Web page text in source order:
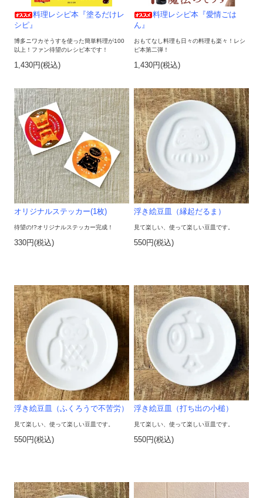
料理レシピ本『塗るだけレ
シピ』
博多ニワカそうすを使った簡単料理が100
以上！ファン待望のレシピ本です！
1,430円(税込)
料理レシピ本『愛情ごは
ん』
おもてなし料理も日々の料理も楽々！レシ
ピ本第二弾！
1,430円(税込)
オリジナルステッカー(1枚)
待望の!?オリジナルステッカー完成！
330円(税込)
浮き絵豆皿（縁起だるま）
見て楽しい、使って楽しい豆皿です。
550円(税込)
浮き絵豆皿（ふくろうで不苦労）
見て楽しい、使って楽しい豆皿です。
550円(税込)
浮き絵豆皿（打ち出の小槌）
見て楽しい、使って楽しい豆皿です。
550円(税込)